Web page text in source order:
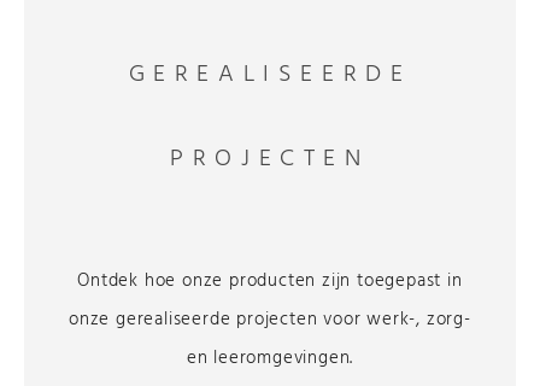
GEREALISEERDE
PROJECTEN
Ontdek hoe onze producten zijn toegepast in
onze gerealiseerde projecten voor werk-, zorg-
en leeromgevingen.